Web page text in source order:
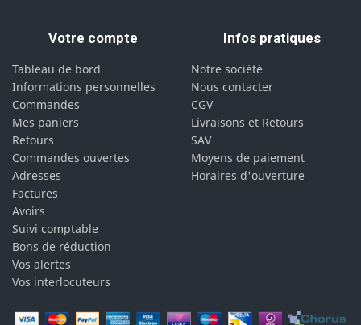
Votre compte
Tableau de bord
Informations personnelles
Commandes
Mes paniers
Retours
Commandes ouvertes
Adresses
Factures
Avoirs
Suivi comptable
Bons de réduction
Vos alertes
Vos interlocuteurs
Infos pratiques
Notre société
Nous contacter
CGV
Livraisons et Retours
SAV
Moyens de paiement
Horaires d'ouverture